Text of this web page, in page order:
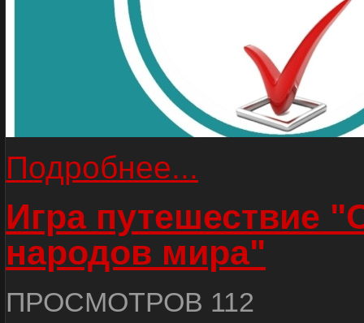
Подробнее...
Игра путешествие
народов мира"
ПРОСМОТРОВ 112